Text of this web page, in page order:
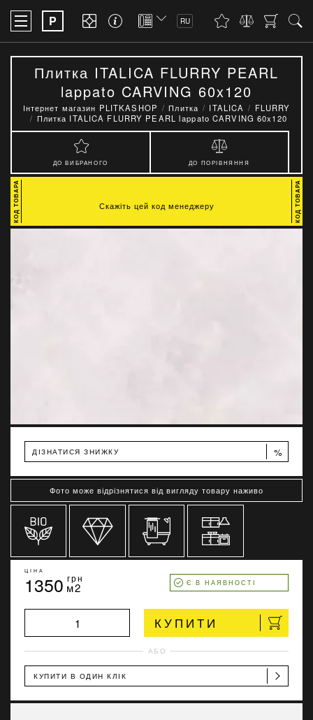
P RU
Плитка ITALICA FLURRY PEARL
lappato CARVING 60x120
Інтернет магазин PLITKASHOP Плитка ITALICA
FLURRY
Плитка ITALICA FLURRY PEARL lappato CARVING 60x120
ДО ВИБРАНОГО ДО ПОРІВНЯННЯ
ДІЗНАТИСЯ ЗНИЖКУ %
Фото може відрізнятися від вигляду товару наживо
ЦІНА
1350 грн
м2 Є В НАЯВНОСТІ
КУПИТИ
АБО
КУПИТИ В ОДИН КЛІК
Скажіть цей код менеджеру